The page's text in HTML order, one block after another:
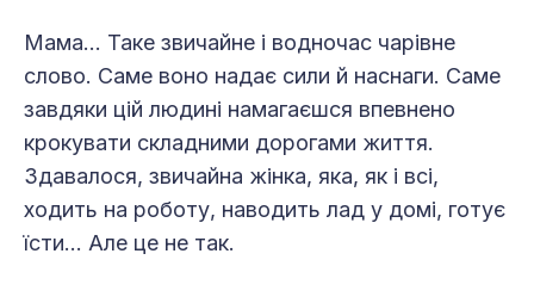
Мама… Таке звичайне і водночас чарівне
слово. Саме воно надає сили й наснаги. Саме
завдяки цій людині намагаєшся впевнено
крокувати складними дорогами життя.
Здавалося, звичайна жінка, яка, як і всі,
ходить на роботу, наводить лад у домі, готує
їсти… Але це не так.